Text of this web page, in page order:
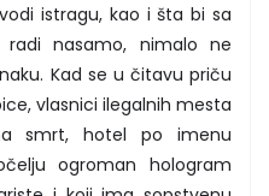
istragu, kao i šta bi sa
nasamo, nimalo ne
Kad se u čitavu priču
vlasnici ilegalnih mesta
smrt, hotel po imenu
ogroman hologram